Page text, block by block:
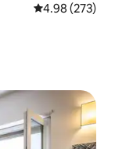
平均评分 4.98
4.98 (273)